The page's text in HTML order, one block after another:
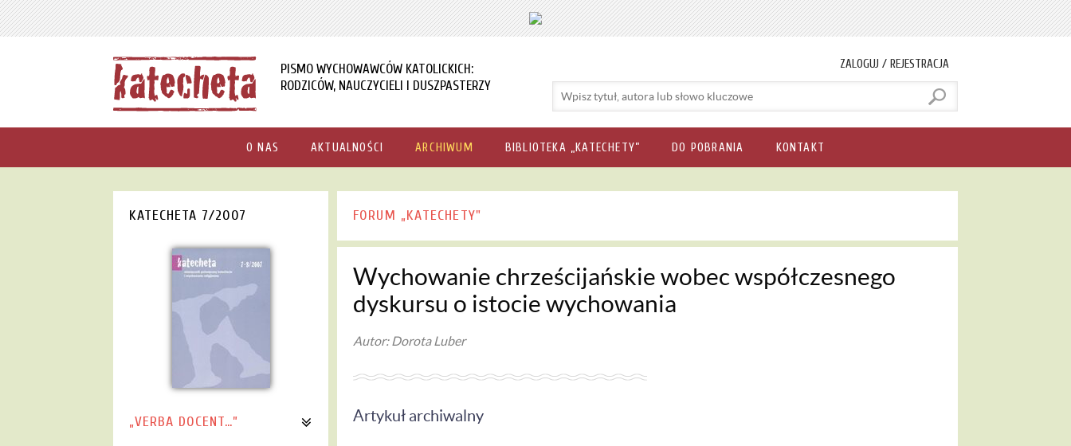
PISMO WYCHOWAWCÓW KATOLICKICH:
RODZICÓW, NAUCZYCIELI I DUSZPASTERZY
ZALOGUJ / REJESTRACJA
O NAS AKTUALNOŚCI ARCHIWUM BIBLIOTEKA „KATECHETY” DO POBRANIA KONTAKT
KATECHETA 7/2007
„VERBA DOCENT…”
FORUM „KATECHETY"
Wychowanie chrześcijańskie wobec współczesnego
dyskursu o istocie wychowania
Autor: Dorota Luber
Artykuł archiwalny